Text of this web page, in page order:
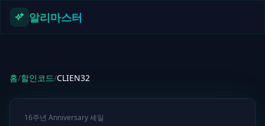
본문으로 건너뛰기
알리마스터
홈/할인코드/CLIEN32
16주년 Anniversary 세일